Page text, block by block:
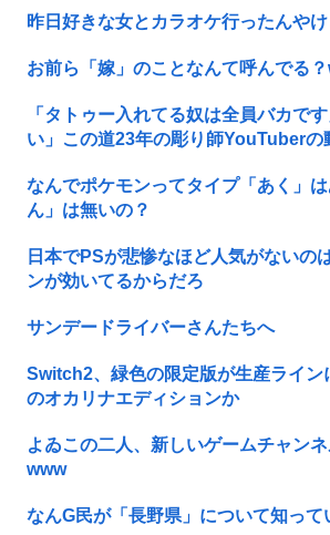
昨日好きな女とカラオケ行ったんや
お前ら「嫁」のことなんて呼んでる
「タトゥー入れてる奴は全員バカで
い」この道23年の彫り師YouTuberの
なんでポケモンってタイプ「あく」
ん」は無いの？
日本でPSが悲惨なほど人気がないの
ンが効いてるからだろ
サンデードライバーさんたちへ
Switch2、緑色の限定版が生産ライン
のオカリナエディションか
よゐこの二人、新しいゲームチャン
www
なんG民が「長野県」について知って